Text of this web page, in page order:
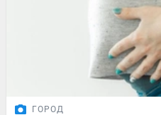
ГОРОД